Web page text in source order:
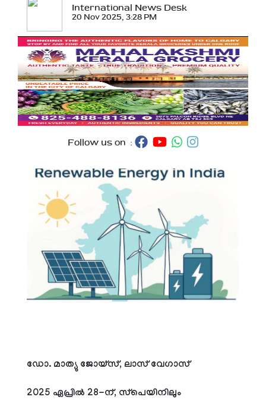
International News Desk
20 Nov 2025, 3:28 PM
Follow us on :
ഡോ. മാത്യു ജോയ്സ്, ലാസ്‌ വേഗാസ്
2025 ഏപ്രില്‍ 28-ന്, സ്‌പെയിനിലും